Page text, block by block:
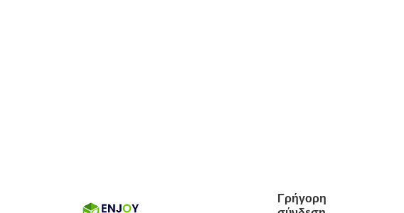
Γρήγορη